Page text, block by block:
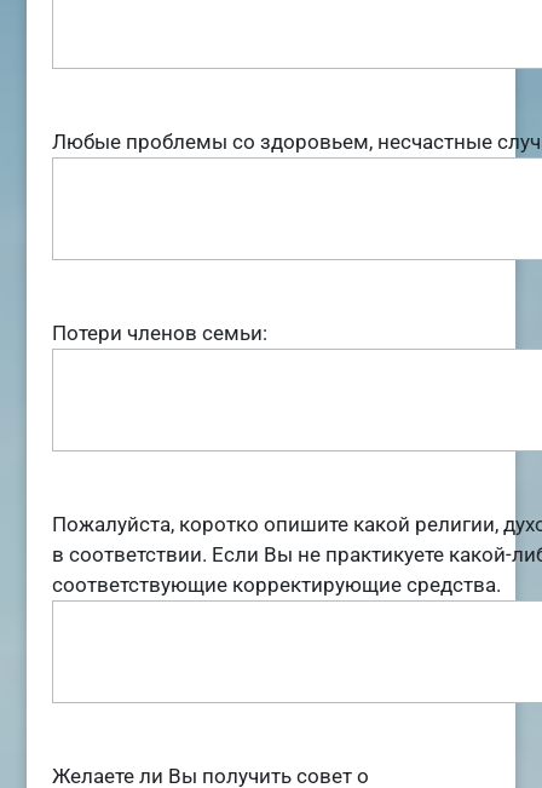
Любые проблемы со здоровьем, несчастные
Потери членов семьи:
Пожалуйста, коротко опишите какой религии,
в соответствии. Если Вы не практикуете какой-
соответствующие корректирующие средства.
Желаете ли Вы получить совет о